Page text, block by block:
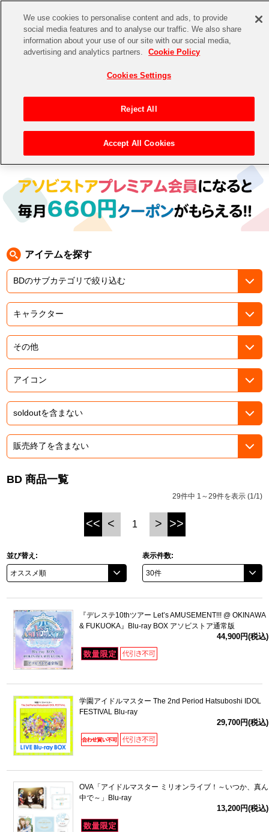
CHANNEL STORE EVENT
ゲーム 電子書籍
その他先行受付
アイドルマスターシリーズ
アイドルマスター
アイドルマスター ミリオンライブ！
アイドルマスター SideM
プロジェクトアイマス ヴイアライヴ
テイルズ オブ シリーズ
電音部
鉄拳
太鼓の達人
ACE COMBAT
ナムコクラシック
ドラゴンボール
ラブライブ！
ラブライブ！サンシャイン‼
ラブライブ！スーパースター!!
アイドリッシュセブン
モフモフパレード
イベントグッズ
トイ・ホビー
> BD
アイテムを探す
BD 商品一覧
29件中 1～29件を表示 (1/1)
<< < 1 > >>
並び替え: 表示件数:
『デレステ10thツアー Let’s AMUSEMENT!!! @ OKINAWA
& FUKUOKA』Blu-ray BOX アソビストア通常版
44,900円(税込)
学園アイドルマスター The 2nd Period Hatsuboshi IDOL
FESTIVAL Blu-ray
29,700円(税込)
OVA「アイドルマスター ミリオンライブ！～いつか、真ん
中で～」Blu-ray
13,200円(税込)
We use cookies to personalise content and ads, to provide
social media features and to analyse our traffic. We also share
information about your use of our site with our social media,
advertising and analytics partners.
Cookie Policy
Cookies Settings
Reject All
Accept All Cookies